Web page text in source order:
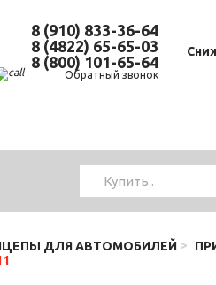
8 (910) 833-36-64
8 (4822) 65-65-03
8 (800) 101-65-64
Обратный звонок
ДЛЯ АВТОМОБИЛЕЙ